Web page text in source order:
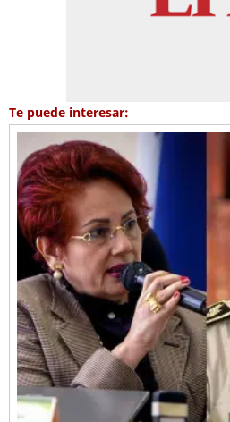
Te puede interesar: